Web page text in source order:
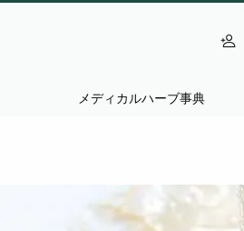
メディカルハーブ事典